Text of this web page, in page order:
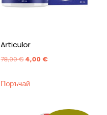
Articulor
78,00€ Original
was:
4,00 €Текущата
Поръчай